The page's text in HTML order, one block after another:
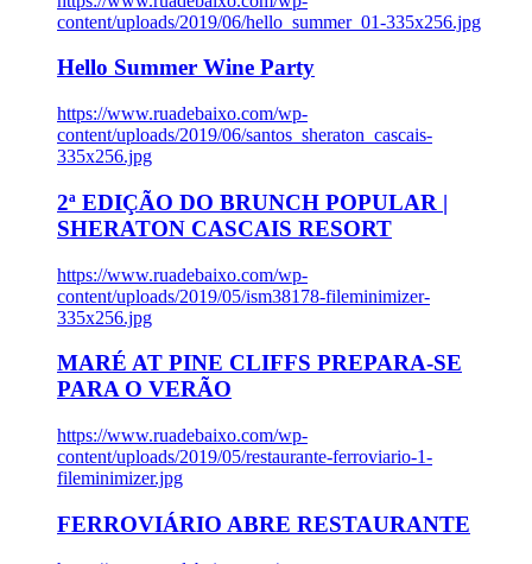
content/uploads/2019/06/hello_summer_01-335x256.jpg
Hello Summer Wine Party
https://www.ruadebaixo.com/wp-
content/uploads/2019/06/santos_sheraton_cascais-
335x256.jpg
2ª EDIÇÃO DO BRUNCH POPULAR |
SHERATON CASCAIS RESORT
https://www.ruadebaixo.com/wp-
content/uploads/2019/05/ism38178-fileminimizer-
335x256.jpg
MARÉ AT PINE CLIFFS PREPARA-SE
PARA O VERÃO
https://www.ruadebaixo.com/wp-
content/uploads/2019/05/restaurante-ferroviario-1-
fileminimizer.jpg
FERROVIÁRIO ABRE RESTAURANTE